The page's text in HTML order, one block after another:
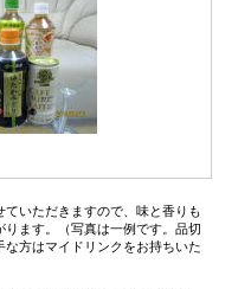
いただきますので、味と香りも
ます。（写真は一例です。品切
方はマイドリンクをお持ちいた